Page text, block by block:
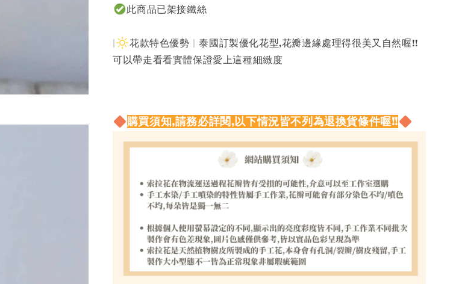
此商品已架接鐵絲
| 花款特色優勢 |泰國訂製優化花型,花瓣邊緣處理得很美又自然喔!!
可以帶走看看實體保證愛上這種細緻度
購買須知,請務必詳閱,以下情況皆不列為退換貨條件喔!!